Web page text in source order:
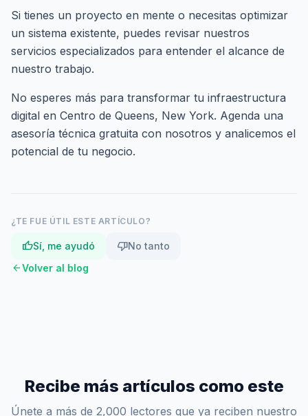
Si tienes un proyecto en mente o necesitas optimizar
un sistema existente, puedes revisar nuestros
servicios especializados para entender el alcance de
nuestro trabajo.
No esperes más para transformar tu infraestructura
digital en Centro de Queens, New York. Agenda una
asesoría técnica gratuita con nosotros y analicemos el
potencial de tu negocio.
¿TE FUE ÚTIL ESTE ARTÍCULO?
thumb_upSí, me ayudó thumb_downNo tanto
arrow_backVolver al blog
Recibe más artículos como este
Únete a más de 2,000 lectores que ya reciben nuestro